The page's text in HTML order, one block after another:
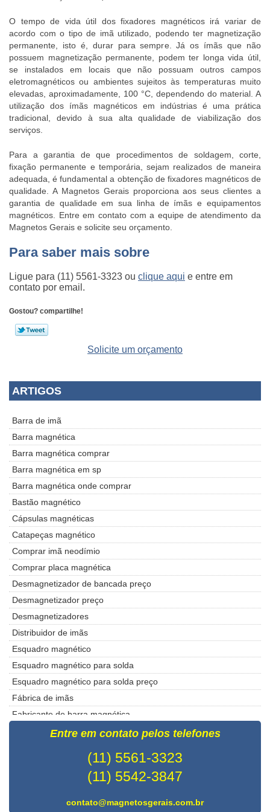
O tempo de vida útil dos fixadores magnéticosirá variar de
acordo com o tipo de imã utilizado, podendo ter magnetização
permanente, isto é, durar para sempre. Já os ímãs que não
possuem magnetização permanente, podem ter longa vida útil,
se instalados em locais que não possuam outros campos
eletromagnéticos ou ambientes sujeitos às temperaturas muito
elevadas, aproximadamente, 100 °C, dependendo do material. A
utilização dos ímãs magnéticos em indústrias é uma prática
tradicional, devido à sua alta qualidade de viabilização dos
serviços.
Para a garantia de que procedimentos de soldagem, corte,
fixação permanente e temporária, sejam realizados de maneira
adequada, é fundamental a obtenção de fixadores magnéticosde
qualidade. A Magnetos Gerais proporciona aos seus clientes a
garantia de qualidade em sua linha de ímãs e equipamentos
magnéticos. Entre em contato com a equipe de atendimento da
Magnetos Gerais e solicite seu orçamento.
Para saber mais sobre
Ligue para (11) 5561-3323 ou clique aqui e entre em
contato por email.
Gostou? compartilhe!
Solicite um orçamento
ARTIGOS
Barra de imã
Barra magnética
Barra magnética comprar
Barra magnética em sp
Barra magnética onde comprar
Bastão magnético
Cápsulas magnéticas
Catapeças magnético
Comprar imã neodímio
Comprar placa magnética
Desmagnetizador de bancada preço
Desmagnetizador preço
Desmagnetizadores
Distribuidor de imãs
Esquadro magnético
Esquadro magnético para solda
Esquadro magnético para solda preço
Fábrica de imãs
Fabricante de barra magnética
Fabricante de imãs de neodímio
Fixadores magnéticos
Entre em contato pelos telefones
(11) 5561-3323
(11) 5542-3847
contato@magnetosgerais.com.br